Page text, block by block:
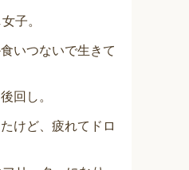
子。
いつないで生きて
回し。
けど、疲れてドロ